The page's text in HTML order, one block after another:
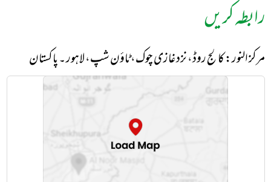
رابطہ کریں
مرکز النور: کالج روڈ، نزد غازی چوک، ٹاؤن شپ، لاہور ۔ پاکستان